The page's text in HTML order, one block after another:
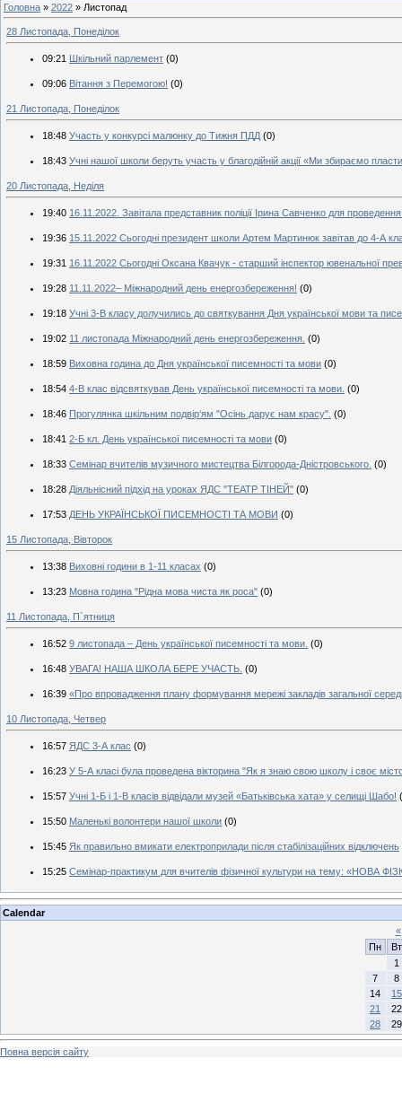
Головна » 2022 » Листопад
28 Листопада, Понеділок
09:21 Шкільний парлемент (0)
09:06 Вітання з Перемогою! (0)
21 Листопада, Понеділок
18:48 Участь у конкурсі малюнку до Тижня ПДД (0)
18:43 Учні нашої школи беруть участь у благодійній акції «Ми збираємо
20 Листопада, Неділя
19:40 16.11.2022. Завітала представник поліції Ірина Савченко для проведення
19:36 15.11.2022 Сьогодні президент школи Артем Мартинюк завітав до 4-А
19:31 16.11.2022 Сьогодні Оксана Квачук - старший інспектор ювенальної
19:28 11.11.2022– Міжнародний день енергозбереження! (0)
19:18 Учні 3-В класу долучились до святкування Дня української мови та
19:02 11 листопада Міжнародний день енергозбереження. (0)
18:59 Виховна година до Дня української писемності та мови (0)
18:54 4-В клас відсвяткував День української писемності та мови. (0)
18:46 Прогулянка шкільним подвір‘ям "Осінь дарує нам красу". (0)
18:41 2-Б кл. День української писемності та мови (0)
18:33 Семінар вчителів музичного мистецтва Білгорода-Дністровського. (0)
18:28 Діяльнісний підхід на уроках ЯДС "ТЕАТР ТІНЕЙ" (0)
17:53 ДЕНЬ УКРАЇНСЬКОЇ ПИСЕМНОСТІ ТА МОВИ (0)
15 Листопада, Вівторок
13:38 Виховні години в 1-11 класах (0)
13:23 Мовна година "Рідна мова чиста як роса" (0)
11 Листопада, П`ятниця
16:52 9 листопада – День української писемності та мови. (0)
16:48 УВАГА! НАША ШКОЛА БЕРЕ УЧАСТЬ. (0)
16:39 «Про впровадження плану формування мережі закладів загальної
10 Листопада, Четвер
16:57 ЯДС 3-А клас (0)
16:23 У 5-А класі була проведена вікторина "Як я знаю свою школу і своє
15:57 Учні 1-Б і 1-В класів відвідали музей «Батьківська хата» у селищі Шабо!
15:50 Маленькі волонтери нашої школи (0)
15:45 Як правильно вмикати електроприлади після стабілізаційних відключень
15:25 Семінар-практикум для вчителів фізичної культури на тему:
Calendar
«
Пн
Вт
1
7
8
14
15
21
22
28
29
Повна версія сайту